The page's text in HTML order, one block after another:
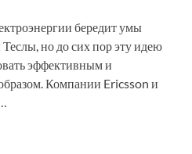
бередит умы
но до сих пор эту идею
эффективным и
Компании Ericsson и